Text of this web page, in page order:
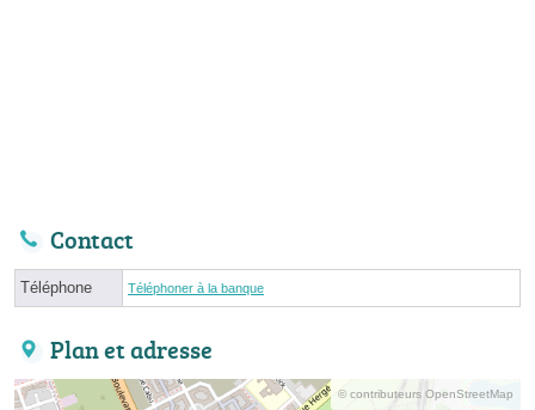
Contact
Téléphone Téléphoner à la banque
Plan et adresse
© contributeurs OpenStreetMap